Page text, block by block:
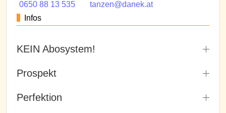
0650 88 13 535
tanzen@danek.at
Infos
KEIN Abosystem!
Prospekt
Perfektion